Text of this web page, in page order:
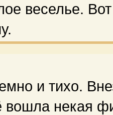
веселье.
и тихо.
вошла некая